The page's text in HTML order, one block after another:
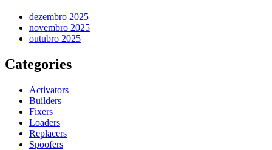
dezembro 2025
novembro 2025
outubro 2025
Categories
Activators
Builders
Fixers
Loaders
Replacers
Spoofers